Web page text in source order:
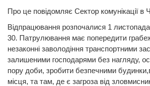
Про це повідомляє Сектор комунікації в
Відпрацювання розпочалися 1
30. Патрулювання має попередити
незаконні заволодіння транспортними
залишеними господарями без нагляду,
пору доби, зробити безпечними
місця, та там, де є загроза від